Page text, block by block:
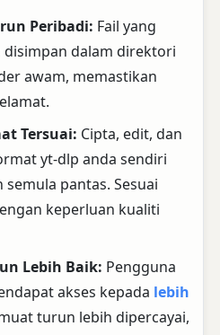
Peribadi: Fail yang
dalam direktori
awam, memastikan
Tersuai: Cipta, edit, dan
yt-dlp anda sendiri
pantas. Sesuai
keperluan kualiti
Lebih Baik: Pengguna
akses kepada lebih
turun lebih dipercayai,